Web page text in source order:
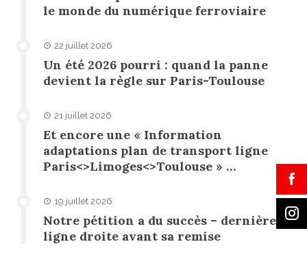
le monde du numérique ferroviaire
22 juillet 2026
Un été 2026 pourri : quand la panne
devient la règle sur Paris-Toulouse
21 juillet 2026
Et encore une « Information
adaptations plan de transport ligne
Paris<>Limoges<>Toulouse » …
19 juillet 2026
Notre pétition a du succès – dernière
ligne droite avant sa remise